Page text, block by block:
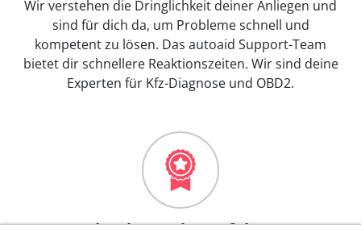
Wir verstehen die Dringlichkeit deiner Anliegen und
sind für dich da, um Probleme schnell und
kompetent zu lösen. Das autoaid Support-Team
bietet dir schnellere Reaktionszeiten. Wir sind deine
Experten für Kfz-Diagnose und OBD2.
Mehr als 10 Jahre Erfahrung